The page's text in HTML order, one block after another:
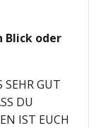
Blick oder
SEHR GUT
DU
IST EUCH